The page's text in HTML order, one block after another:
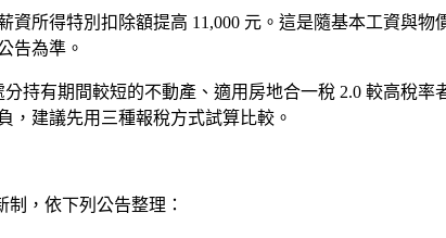
資所得特別扣除額提高 11,000 元。這是隨基本工資與
告為準。
持有期間較短的不動產、適用房地合一稅 2.0 較高稅
，建議先用三種報稅方式試算比較。
，依下列公告整理：